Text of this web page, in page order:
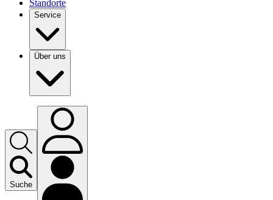
Standorte
Service
Über uns
Suche